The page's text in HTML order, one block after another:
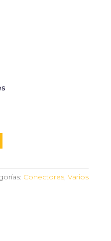
Conectores, Varios